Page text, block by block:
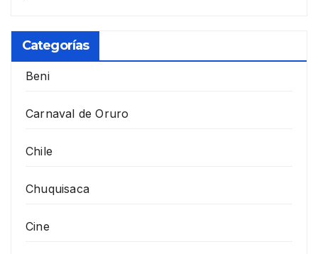
Categorías
Beni
Carnaval de Oruro
Chile
Chuquisaca
Cine